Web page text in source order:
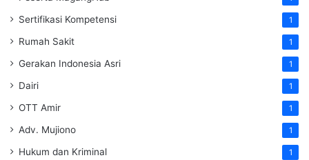
Sertifikasi Kompetensi 1
Rumah Sakit 1
Gerakan Indonesia Asri 1
Dairi 1
OTT Amir 1
Adv. Mujiono 1
Hukum dan Kriminal 1